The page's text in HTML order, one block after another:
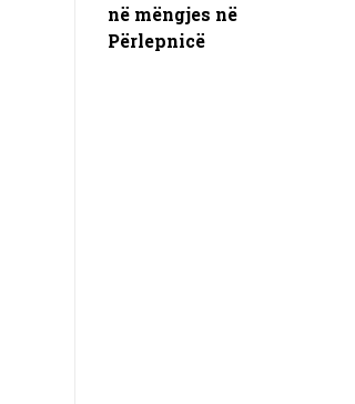
në mëngjes në
Përlepnicë